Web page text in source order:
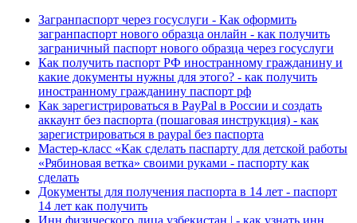
Загранпаспорт через госуслуги - Как оформить
загранпаспорт нового образца онлайн - как получить
заграничный паспорт нового образца через госуслуги
Как получить паспорт РФ иностранному гражданину и
какие документы нужны для этого? - как получить
иностранному гражданину паспорт рф
Как зарегистрироваться в PayPal в России и создать
аккаунт без паспорта (пошаговая инструкция) - как
зарегистрироваться в paypal без паспорта
Мастер-класс «Как сделать паспарту для детской работы
«Рябиновая ветка» своими руками - паспорту как
сделать
Документы для получения паспорта в 14 лет - паспорт
14 лет как получить
Инн физического лица узбекистан | - как узнать инн